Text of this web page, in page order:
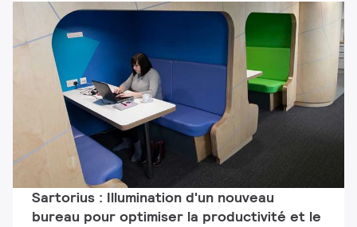
Sartorius : Illumination d'un nouveau
bureau pour optimiser la productivité et le